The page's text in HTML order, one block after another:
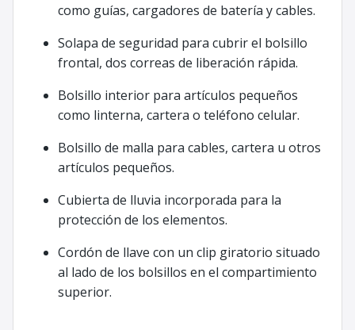
como guías, cargadores de batería y cables.
Solapa de seguridad para cubrir el bolsillo
frontal, dos correas de liberación rápida.
Bolsillo interior para artículos pequeños
como linterna, cartera o teléfono celular.
Bolsillo de malla para cables, cartera u otros
artículos pequeños.
Cubierta de lluvia incorporada para la
protección de los elementos.
Cordón de llave con un clip giratorio situado
al lado de los bolsillos en el compartimiento
superior.